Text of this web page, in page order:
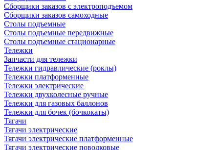
Сборщики заказов с электроподъемом
Сборщики заказов самоходные
Столы подъемные
Столы подъемные передвижные
Столы подъемные стационарные
Тележки
Запчасти для тележки
Тележки гидравлические (роклы)
Тележки платформенные
Тележки электрические
Тележки двухколесные ручные
Тележки для газовых баллонов
Тележки для бочек (бочкокаты)
Тягачи
Тягачи электрические
Тягачи электрические платформенные
Тягачи электрические поводковые